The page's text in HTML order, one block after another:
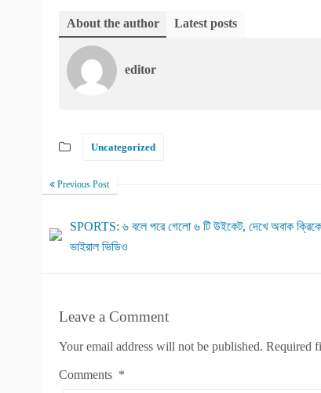
About the author Latest posts
editor
Uncategorized
Previous Post
SPORTS: ৬ বলে পরে গেলো ৬ টি উইকেট, দেখে অবাক
ভাইরাল ভিডিও
Leave a Comment
Your email address will not be published. Required
Comments *